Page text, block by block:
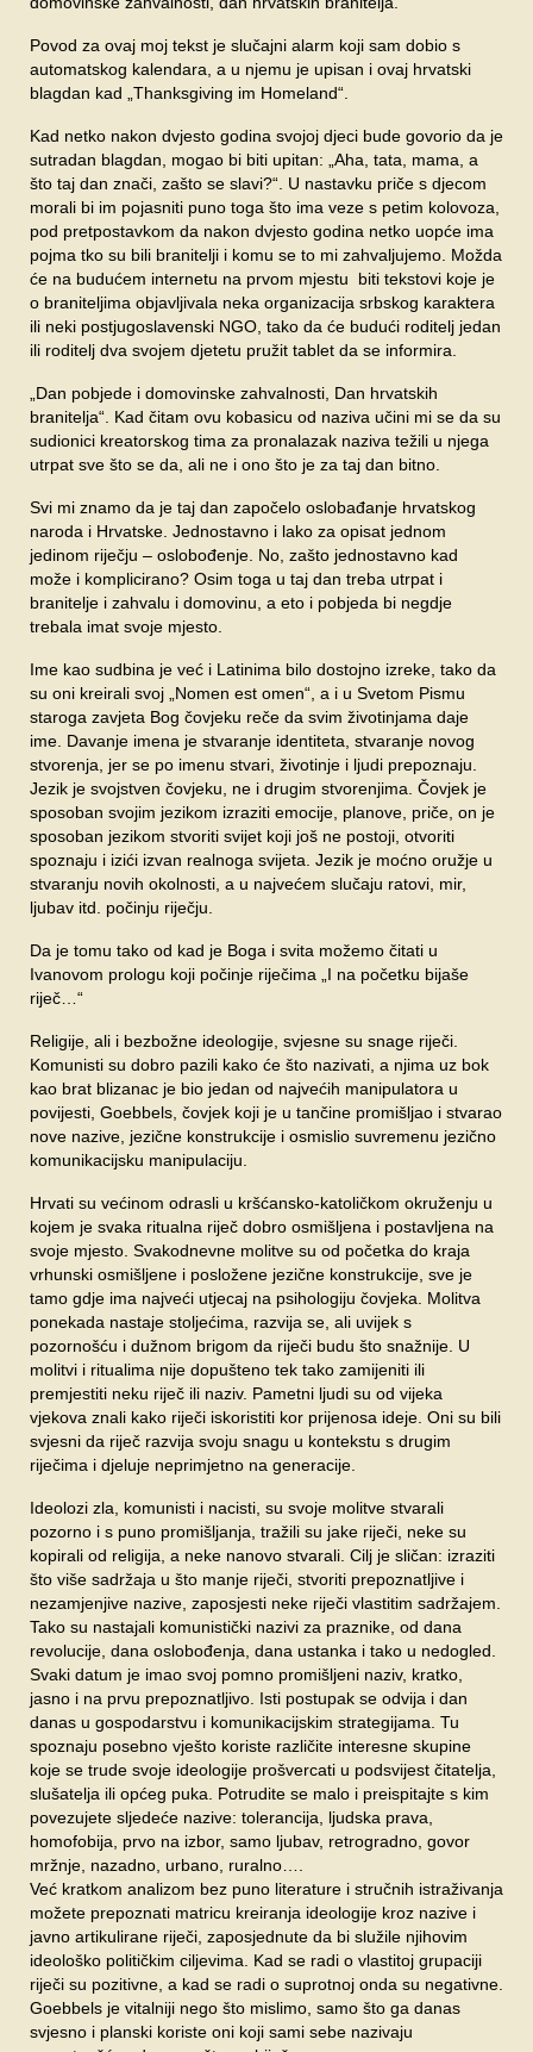
Povod za ovaj moj tekst je slučajni alarm koji sam dobio s
automatskog kalendara, a u njemu je upisan i ovaj hrvatski
blagdan kad „Thanksgiving im Homeland“.
Kad netko nakon dvjesto godina svojoj djeci bude govorio da je
sutradan blagdan, mogao bi biti upitan: „Aha, tata, mama, a
što taj dan znači, zašto se slavi?“. U nastavku priče s djecom
morali bi im pojasniti puno toga što ima veze s petim kolovoza,
pod pretpostavkom da nakon dvjesto godina netko uopće ima
pojma tko su bili branitelji i komu se to mi zahvaljujemo. Možda
će na budućem internetu na prvom mjestu biti tekstovi koje je
o braniteljima objavljivala neka organizacija srbskog karaktera
ili neki postjugoslavenski NGO, tako da će budući roditelj jedan
ili roditelj dva svojem djetetu pružit tablet da se informira.
„Dan pobjede i domovinske zahvalnosti, Dan hrvatskih
branitelja“. Kad čitam ovu kobasicu od naziva učini mi se da su
sudionici kreatorskog tima za pronalazak naziva težili u njega
utrpat sve što se da, ali ne i ono što je za taj dan bitno.
Svi mi znamo da je taj dan započelo oslobađanje hrvatskog
naroda i Hrvatske. Jednostavno i lako za opisat jednom
jedinom riječju – oslobođenje. No, zašto jednostavno kad
može i komplicirano? Osim toga u taj dan treba utrpat i
branitelje i zahvalu i domovinu, a eto i pobjeda bi negdje
trebala imat svoje mjesto.
Ime kao sudbina je već i Latinima bilo dostojno izreke, tako da
su oni kreirali svoj „Nomen est omen“, a i u Svetom Pismu
staroga zavjeta Bog čovjeku reče da svim životinjama daje
ime. Davanje imena je stvaranje identiteta, stvaranje novog
stvorenja, jer se po imenu stvari, životinje i ljudi prepoznaju.
Jezik je svojstven čovjeku, ne i drugim stvorenjima. Čovjek je
sposoban svojim jezikom izraziti emocije, planove, priče, on je
sposoban jezikom stvoriti svijet koji još ne postoji, otvoriti
spoznaju i izići izvan realnoga svijeta. Jezik je moćno oružje u
stvaranju novih okolnosti, a u najvećem slučaju ratovi, mir,
ljubav itd. počinju riječju.
Da je tomu tako od kad je Boga i svita možemo čitati u
Ivanovom prologu koji počinje riječima „I na početku bijaše
riječ…“
Religije, ali i bezbožne ideologije, svjesne su snage riječi.
Komunisti su dobro pazili kako će što nazivati, a njima uz bok
kao brat blizanac je bio jedan od najvećih manipulatora u
povijesti, Goebbels, čovjek koji je u tančine promišljao i stvarao
nove nazive, jezične konstrukcije i osmislio suvremenu jezično
komunikacijsku manipulaciju.
Hrvati su većinom odrasli u kršćansko-katoličkom okruženju u
kojem je svaka ritualna riječ dobro osmišljena i postavljena na
svoje mjesto. Svakodnevne molitve su od početka do kraja
vrhunski osmišljene i posložene jezične konstrukcije, sve je
tamo gdje ima najveći utjecaj na psihologiju čovjeka. Molitva
ponekada nastaje stoljećima, razvija se, ali uvijek s
pozornošću i dužnom brigom da riječi budu što snažnije. U
molitvi i ritualima nije dopušteno tek tako zamijeniti ili
premjestiti neku riječ ili naziv. Pametni ljudi su od vijeka
vjekova znali kako riječi iskoristiti kor prijenosa ideje. Oni su bili
svjesni da riječ razvija svoju snagu u kontekstu s drugim
riječima i djeluje neprimjetno na generacije.
Ideolozi zla, komunisti i nacisti, su svoje molitve stvarali
pozorno i s puno promišljanja, tražili su jake riječi, neke su
kopirali od religija, a neke nanovo stvarali. Cilj je sličan: izraziti
što više sadržaja u što manje riječi, stvoriti prepoznatljive i
nezamjenjive nazive, zaposjesti neke riječi vlastitim sadržajem.
Tako su nastajali komunistički nazivi za praznike, od dana
revolucije, dana oslobođenja, dana ustanka i tako u nedogled.
Svaki datum je imao svoj pomno promišljeni naziv, kratko,
jasno i na prvu prepoznatljivo. Isti postupak se odvija i dan
danas u gospodarstvu i komunikacijskim strategijama. Tu
spoznaju posebno vješto koriste različite interesne skupine
koje se trude svoje ideologije prošvercati u podsvijest čitatelja,
slušatelja ili općeg puka. Potrudite se malo i preispitajte s kim
povezujete sljedeće nazive: tolerancija, ljudska prava,
homofobija, prvo na izbor, samo ljubav, retrogradno, govor
mržnje, nazadno, urbano, ruralno….
Već kratkom analizom bez puno literature i stručnih istraživanja
možete prepoznati matricu kreiranja ideologije kroz nazive i
javno artikulirane riječi, zaposjednute da bi služile njihovim
ideološko političkim ciljevima. Kad se radi o vlastitoj grupaciji
riječi su pozitivne, a kad se radi o suprotnoj onda su negativne.
Goebbels je vitalniji nego što mislimo, samo što ga danas
svjesno i planski koriste oni koji sami sebe nazivaju